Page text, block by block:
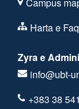
Harta e
Zyra e
info@ubt-
+383 38